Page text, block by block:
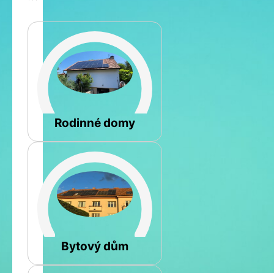
Rodinné domy
Bytový dům
Šikmá